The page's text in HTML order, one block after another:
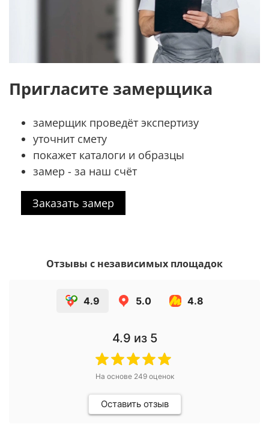
Пригласите замерщика
замерщик проведёт экспертизу
уточнит смету
покажет каталоги и образцы
замер - за наш счёт
Заказать замер
Отзывы с независимых площадок
4.9 5.0 4.8
4.9 из 5
На основе 249оценок
Оставить отзыв